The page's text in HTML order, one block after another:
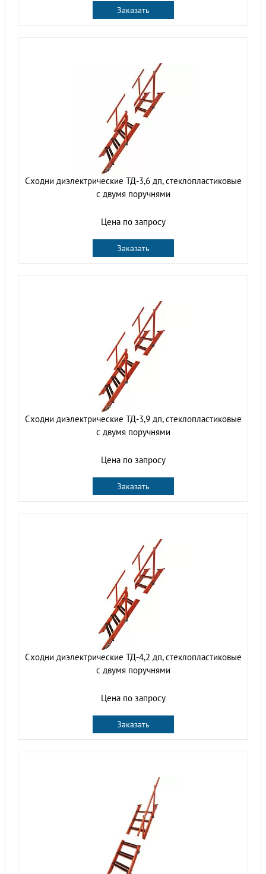
Заказать
Сходни диэлектрические ТД-3,6 дп, стеклопластиковые
с двумя поручнями
Цена по запросу
Заказать
Сходни диэлектрические ТД-3,9 дп, стеклопластиковые
с двумя поручнями
Цена по запросу
Заказать
Сходни диэлектрические ТД-4,2 дп, стеклопластиковые
с двумя поручнями
Цена по запросу
Заказать